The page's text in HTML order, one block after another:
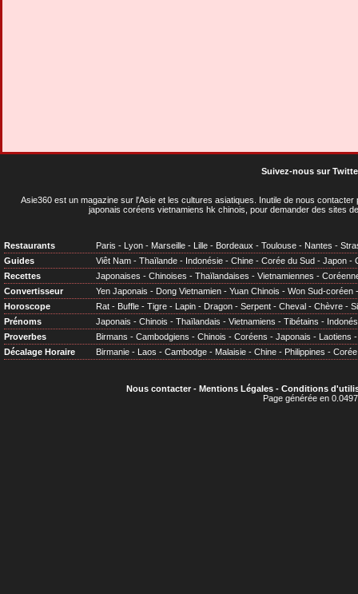
Suivez-nous sur
Asie360 est un magazine sur l'Asie et les cultures asiatiques . Inutile de nous
japonais coréens vietnamiens hk chinois, pour demander des sites
Restaurants Paris - Lyon - Marseille - Lille - Bordeaux - Toulouse - Nantes -
Guides
Viêt Nam - Thaïlande - Indonésie - Chine - Corée du Sud - Japon -
Recettes
Japonaises - Chinoises - Thaïlandaises - Vietnamiennes -
Convertisseur
Yen Japonais - Dong Vietnamien - Yuan Chinois - Won Sud-coréen
Horoscope
Rat - Buffle - Tigre - Lapin - Dragon - Serpent - Cheval - Chèvre -
Prénoms
Japonais - Chinois - Thaïlandais - Vietnamiens - Tibétains -
Proverbes
Birmans - Cambodgiens - Chinois - Coréens - Japonais - Laotiens
Décalage Horaire
Birmanie - Laos - Cambodge - Malaisie - Chine - Philippines - Corée
Nous contacter- Mentions Légales- Conditions
Page générée en